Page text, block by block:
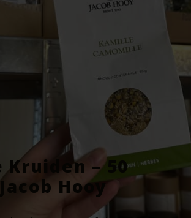
Kruiden – 50
Hooy